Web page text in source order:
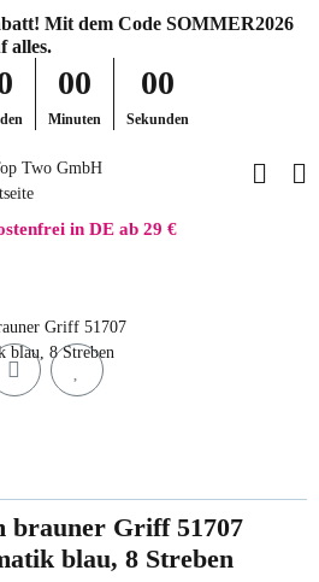
Mit dem Code SOMMER2026
alles.
00
Minuten
00
Sekunden
in DE ab 29 €
brauner Griff 51707
blau, 8 Streben